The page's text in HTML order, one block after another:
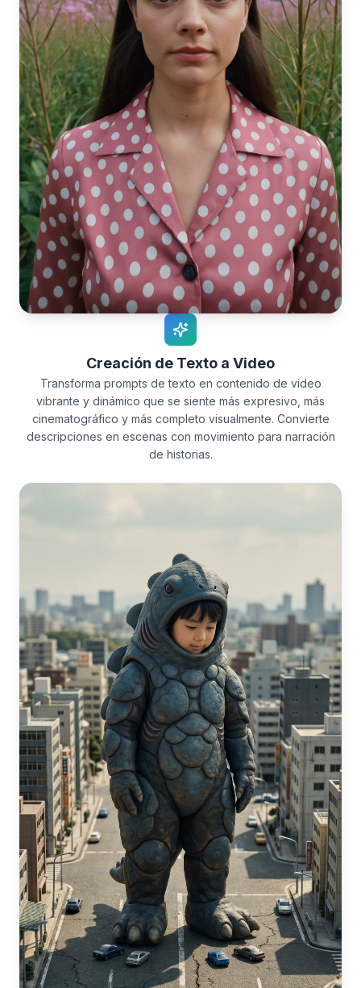
Creación de Texto a Video
Transforma prompts de texto en contenido de video
vibrante y dinámico que se siente más expresivo, más
cinematográfico y más completo visualmente. Convierte
descripciones en escenas con movimiento para narración
de historias.